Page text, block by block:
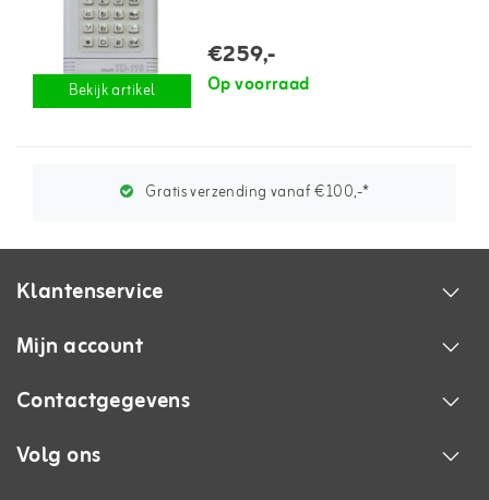
Bekijk artikel
€259,-
Op voorraad
Gratis verzending vanaf €100,-*
Klantenservice
Mijn account
Contactgegevens
Volg ons